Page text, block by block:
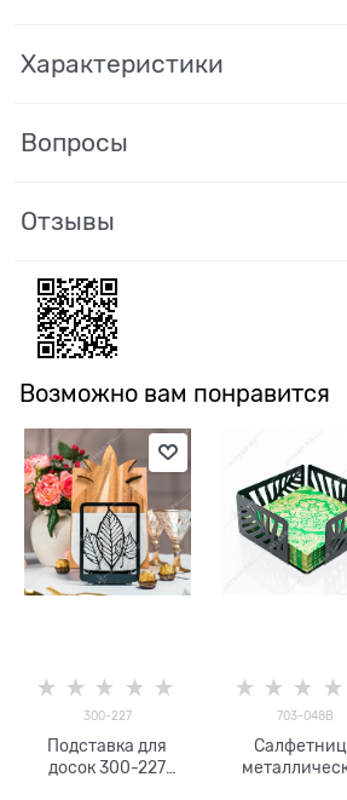
Характеристики
Вопросы
Отзывы
Возможно вам понравится
300-227
Подставка для
досок 300-227
703-048B